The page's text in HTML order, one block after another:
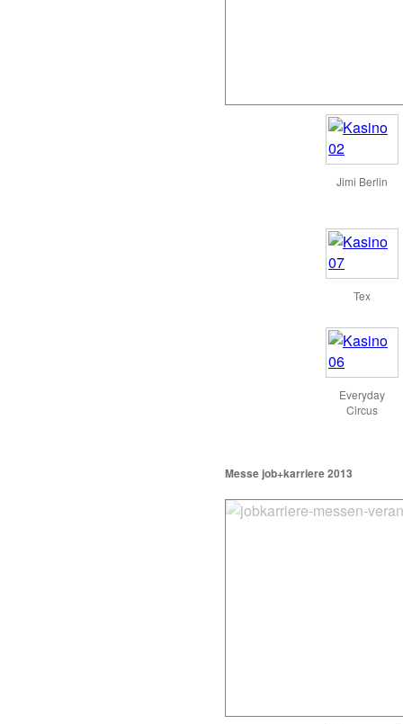
Jimi Berlin
Tex
Everyday
Circus
Messe job+karriere 2013